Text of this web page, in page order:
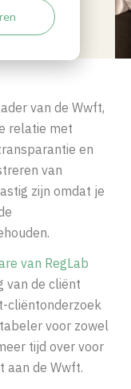
van de Wwft,
relatie met
en
van
zijn omdat je
van RegLab
van de cliënt
cliëntonderzoek
voor zowel
tijd over voor
aan de Wwft.